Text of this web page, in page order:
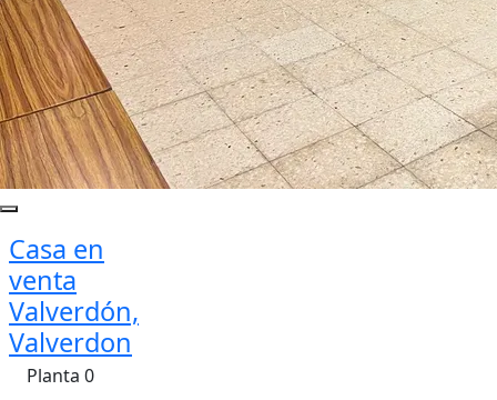
Casa en
venta
Valverdón,
Valverdon
Planta 0